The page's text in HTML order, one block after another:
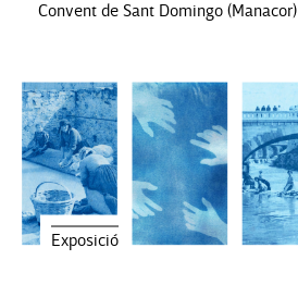
Convent de Sant Domingo (Manacor)
Exposició